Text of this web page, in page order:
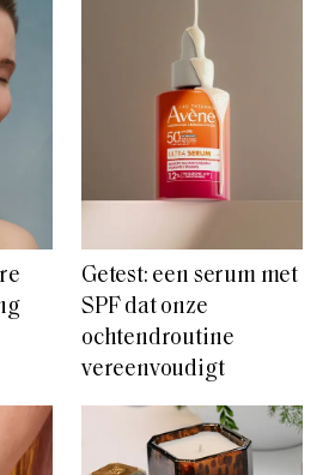
Getest: een serum met
SPF dat onze
ochtendroutine
vereenvoudigt